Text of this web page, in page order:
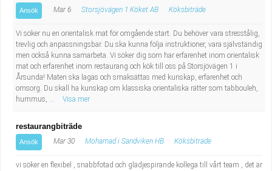
Ansök Mar 6 Storsjövägen 1 Köket AB Köksbiträde
Vi söker nu en orientalisk mat för omgående start. Du behöver vara stresstålig,
trevlig och anpassningsbar. Du ska kunna följa instruktioner, vara självständig
men också kunna samarbeta. Vi söker dig som har erfarenhet inom orientalisk
mat och erfarenhet inom restaurang och kök till oss på Storsjövägen 1 i
Årsunda! Maten ska lagas och smaksättas med kunskap, erfarenhet och
omsorg. Du skall ha kunskap om klassiska orientaliska rätter som tabbouleh,
hummus, ...
Visa mer
restaurangbiträde
Ansök Mar 30 Mohamad i Sandviken HB Köksbiträde
vi söker en flexibel , snabbfotad och glädjespirande kollega till vårt team , det är